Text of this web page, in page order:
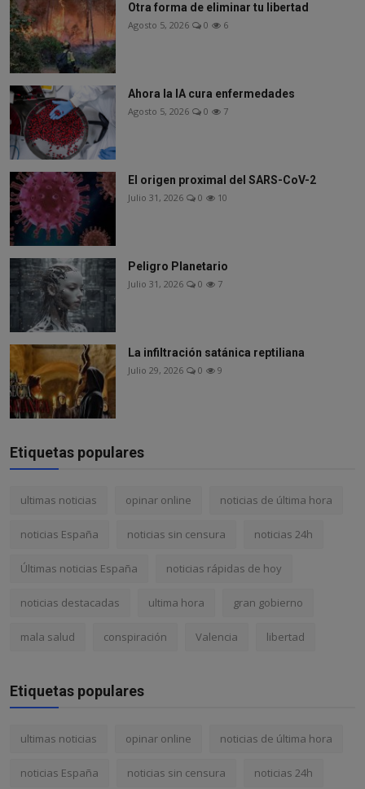
Otra forma de eliminar tu libertad
Agosto 5, 2026 0 6
Ahora la IA cura enfermedades
Agosto 5, 2026 0 7
El origen proximal del SARS-CoV-2
Julio 31, 2026 0 10
Peligro Planetario
Julio 31, 2026 0 7
La infiltración satánica reptiliana
Julio 29, 2026 0 9
Etiquetas populares
ultimas noticias opinar online noticias de última hora
noticias España noticias sin censura noticias 24h
Últimas noticias España noticias rápidas de hoy
noticias destacadas ultima hora gran gobierno
mala salud conspiración Valencia libertad
Etiquetas populares
ultimas noticias opinar online noticias de última hora
noticias España noticias sin censura noticias 24h